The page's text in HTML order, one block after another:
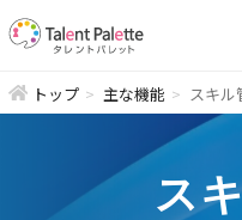
トップ 主な機能 スキル
ス